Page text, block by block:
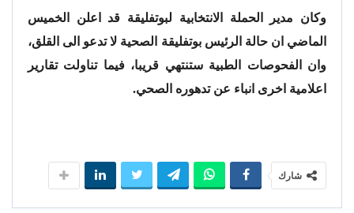
وكان مدير الحملة الانتخابية لبوتفليقة قد اعلن الخميس
الماضي ان حالة الرئيس بوتفليقة الصحية لا تدعو الى القلق،
وان الفحوصات الطبية ستنتهي قريبا، فيما تناولت تقارير
اعلامية اخرى انباء عن تدهوره الصحي.
شارك